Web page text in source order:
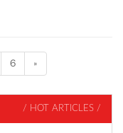
成等15檔「三低一高
6 »
/ HOT ARTICLES /